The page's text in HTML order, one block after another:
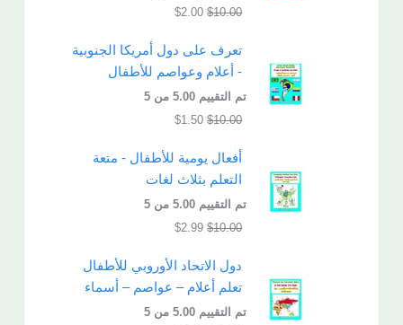
$10.00
$2.00
تعرف على دول أمريكا الجنوبية
- أعلام وعواصم للأطفال
تم التقييم 5.00من 5
$10.00
$1.50
أفعال يومية للأطفال - متعة
التعلم بثلاث لغات
تم التقييم 5.00من 5
$10.00
$2.99
دول الاتحاد الأوروبي للأطفال
تعلم أعلام – عواصم – أسماء
تم التقييم 5.00من 5